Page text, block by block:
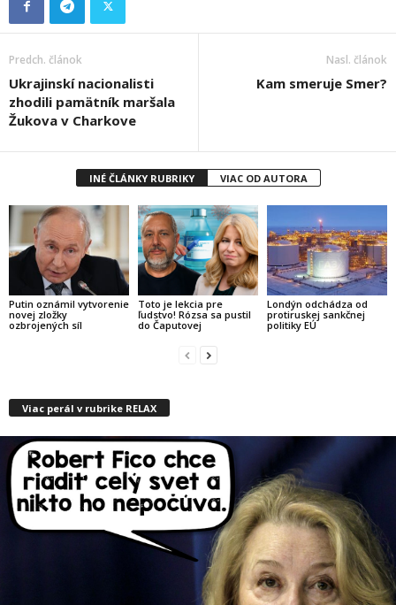
Predch. článok
Ukrajinskí nacionalisti
zhodili pamätník maršala
Žukova v Charkove
Nasl. článok
Kam smeruje Smer?
INÉ ČLÁNKY RUBRIKY VIAC OD AUTORA
Putin oznámil vytvorenie
novej zložky
ozbrojených síl
Toto je lekcia pre
ľudstvo! Rózsa sa pustil
do Čaputovej
Londýn odchádza od
protiruskej sankčnej
politiky EÚ
Viac perál v rubrike RELAX